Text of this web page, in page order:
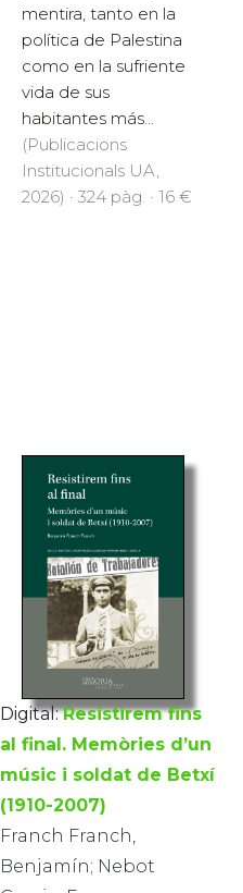
mentira, tanto en la
política de Palestina
como en la sufriente
vida de sus
habitantes más...
(Publicacions
Institucionals UA,
2026) · 324 pàg. · 16 €
Digital: Resistirem fins
al final. Memòries d’un
músic i soldat de Betxí
(1910-2007)
Franch Franch,
Benjamín; Nebot